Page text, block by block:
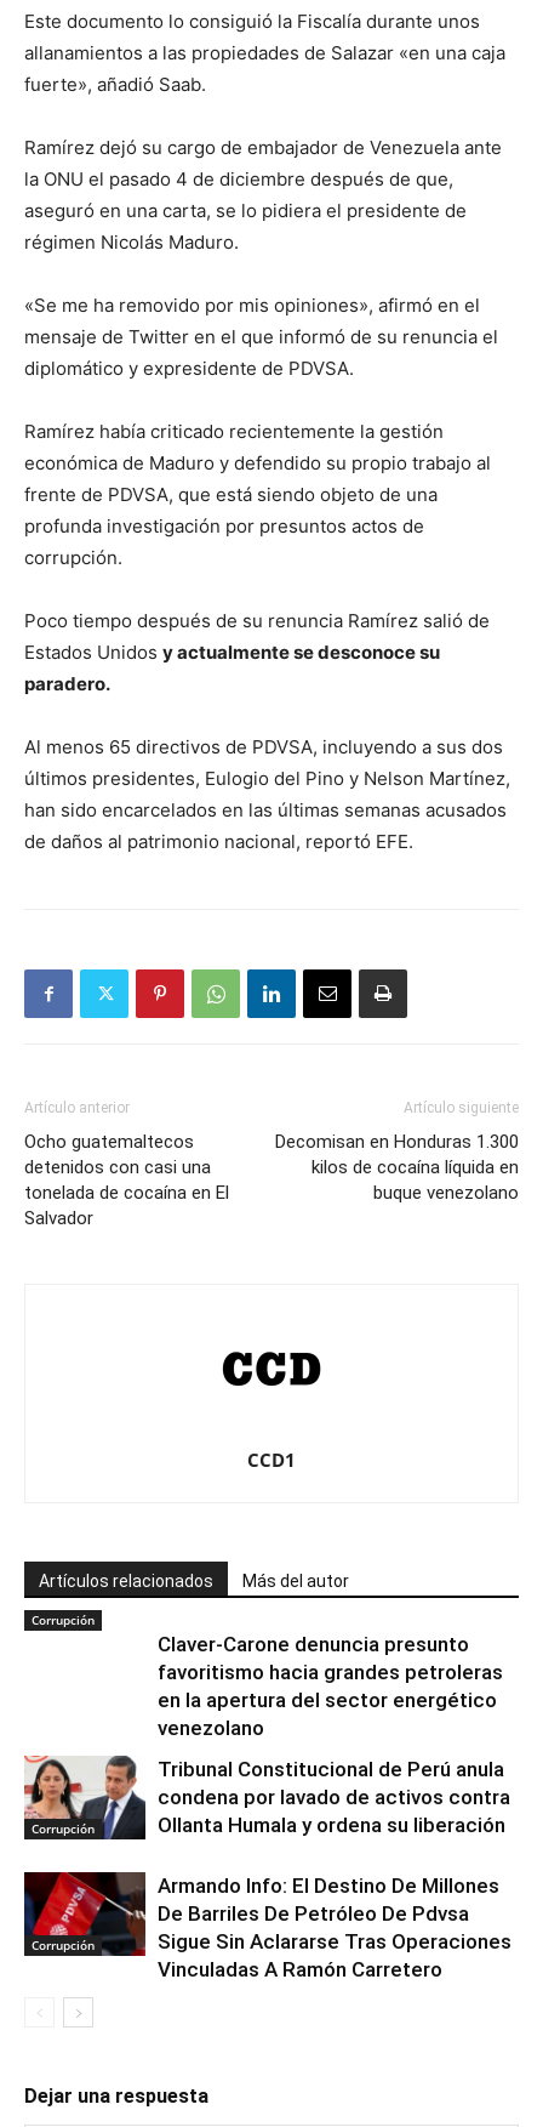
Este documento lo consiguió la Fiscalía durante unos
allanamientos a las propiedades de Salazar «en una caja
fuerte», añadió Saab.
Ramírez dejó su cargo de embajador de Venezuela ante
la ONU el pasado 4 de diciembre después de que,
aseguró en una carta, se lo pidiera el presidente de
régimen Nicolás Maduro.
«Se me ha removido por mis opiniones», afirmó en el
mensaje de Twitter en el que informó de su renuncia el
diplomático y expresidente de PDVSA.
Ramírez había criticado recientemente la gestión
económica de Maduro y defendido su propio trabajo al
frente de PDVSA, que está siendo objeto de una
profunda investigación por presuntos actos de
corrupción.
Poco tiempo después de su renuncia Ramírez salió de
Estados Unidos y actualmente se desconoce su
paradero.
Al menos 65 directivos de PDVSA, incluyendo a sus dos
últimos presidentes, Eulogio del Pino y Nelson Martínez,
han sido encarcelados en las últimas semanas acusados
de daños al patrimonio nacional, reportó EFE.
Artículo anterior
Ocho guatemaltecos
detenidos con casi una
tonelada de cocaína en El
Salvador
Artículo siguiente
Decomisan en Honduras 1.300
kilos de cocaína líquida en
buque venezolano
CCD1
Artículos relacionados Más del autor
Corrupción
Claver-Carone denuncia presunto
favoritismo hacia grandes petroleras
en la apertura del sector energético
venezolano
Corrupción
Tribunal Constitucional de Perú anula
condena por lavado de activos contra
Ollanta Humala y ordena su liberación
Corrupción
Armando Info: El Destino De Millones
De Barriles De Petróleo De Pdvsa
Sigue Sin Aclararse Tras Operaciones
Vinculadas A Ramón Carretero
Dejar una respuesta